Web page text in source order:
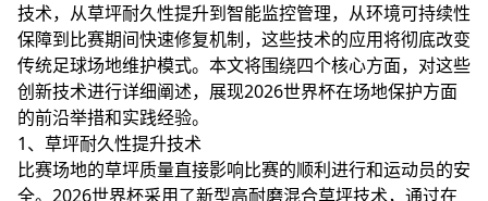
技术，从草坪耐久性提升到智能监控管理，从环境可持续性
保障到比赛期间快速修复机制，这些技术的应用将彻底改变
传统足球场地维护模式。本文将围绕四个核心方面，对这些
创新技术进行详细阐述，展现2026世界杯在场地保护方面
的前沿举措和实践经验。
1、草坪耐久性提升技术
比赛场地的草坪质量直接影响比赛的顺利进行和运动员的安
全。2026世界杯采用了新型高耐磨混合草坪技术，通过在